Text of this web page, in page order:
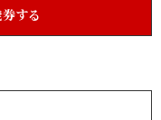
する